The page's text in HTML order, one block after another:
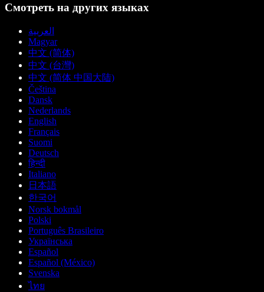
Смотреть на других языках
العربية
Magyar
中文 (简体)
中文 (台灣)
中文 (简体 中国大陆)
Čeština
Dansk
Nederlands
English
Français
Suomi
Deutsch
हिन्दी
Italiano
日本語
한국어
Norsk bokmål
Polski
Português Brasileiro
Українська
Español
Español (México)
Svenska
ไทย